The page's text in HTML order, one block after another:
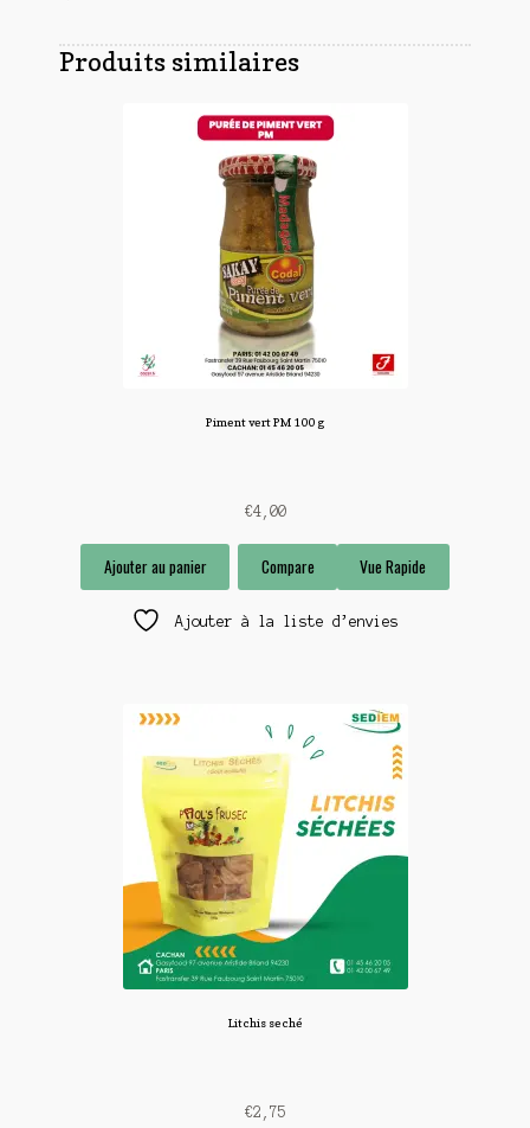
Produits similaires
Piment vert PM 100 g
€4,00
Ajouter au panier Compare Vue Rapide
Ajouter à la liste d’envies
Litchis seché
€2,75